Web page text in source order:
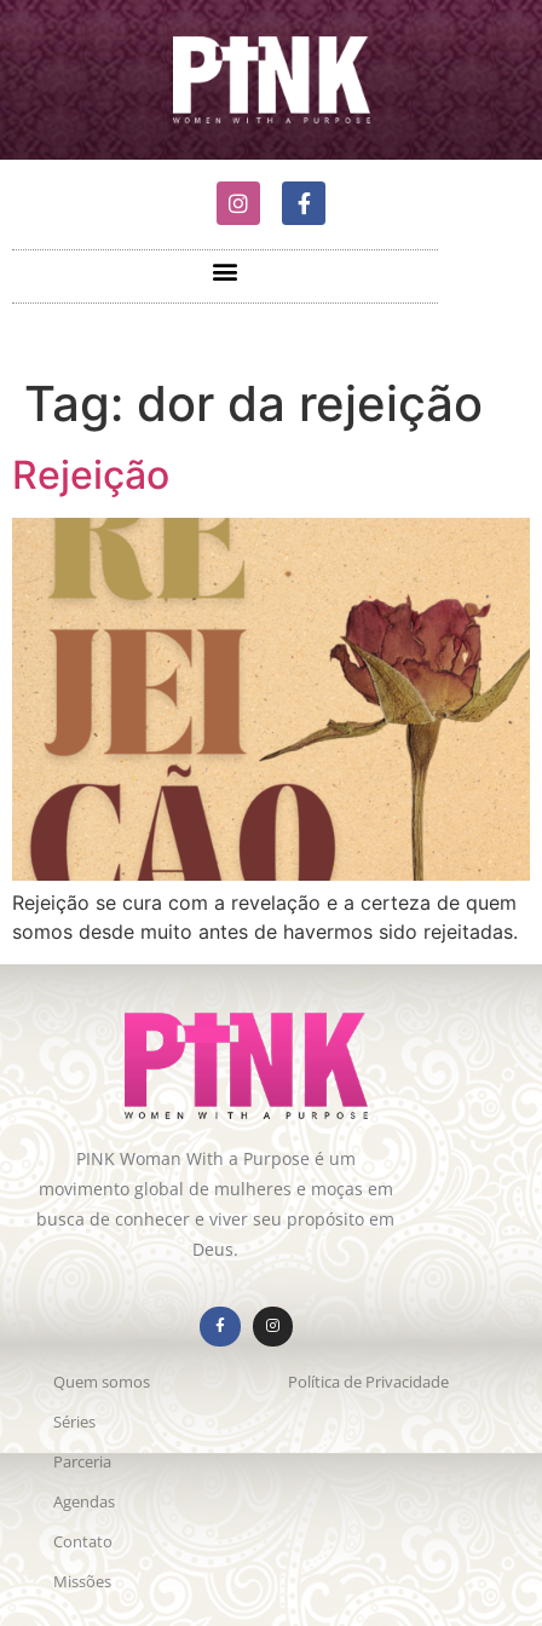
Tag: dor da rejeição
Rejeição
Rejeição se cura com a revelação e a certeza de quem
somos desde muito antes de havermos sido rejeitadas.
PINK Woman With a Purpose é um
movimento global de mulheres e moças em
busca de conhecer e viver seu propósito em
Deus.
Quem somos
Séries
Parceria
Agendas
Contato
Missões
Política de Privacidade